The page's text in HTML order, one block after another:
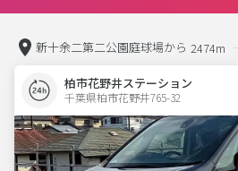
新十余二第二公園庭球場から 2474m
柏市花野井ステーション
千葉県柏市花野井765-32